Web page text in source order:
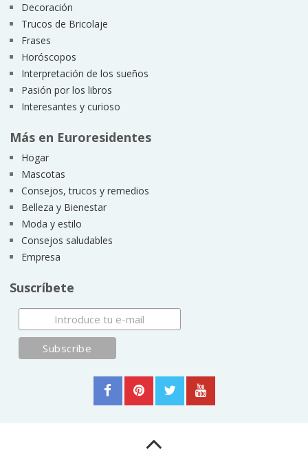
Decoración
Trucos de Bricolaje
Frases
Horóscopos
Interpretación de los sueños
Pasión por los libros
Interesantes y curioso
Más en Euroresidentes
Hogar
Mascotas
Consejos, trucos y remedios
Belleza y Bienestar
Moda y estilo
Consejos saludables
Empresa
Suscríbete